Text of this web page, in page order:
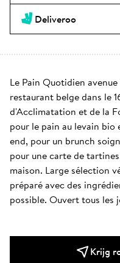
Deliveroo
Le Pain Quotidien
restaurant belge dans le
d'Acclimatation et de la
pour le pain au levain bio
end, pour un brunch
pour une carte de
maison. Large sélection
préparé avec des
possible. Ouvert tous les
Krijg